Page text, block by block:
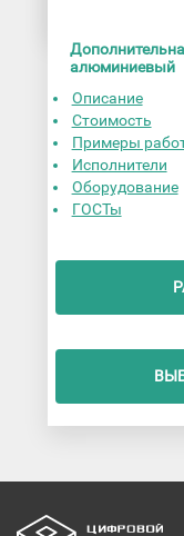
алюминиевый
Описание
Стоимость
Примеры
Исполнители
Оборудование
ГОСТы